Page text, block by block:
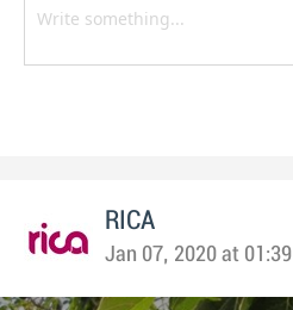
RICA
Jan 07, 2020 at 01:39